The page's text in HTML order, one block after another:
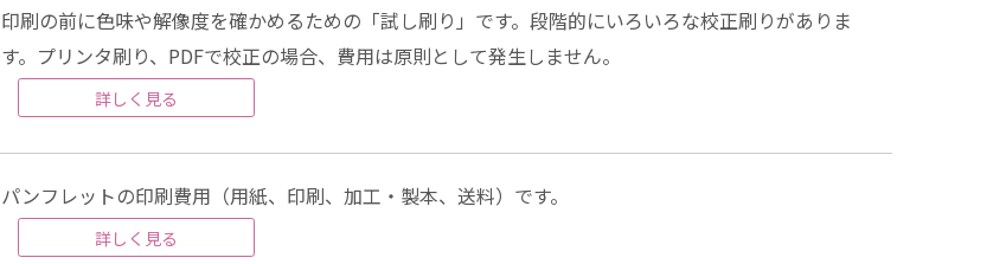
印刷の前に色味や解像度を確かめるための「試し刷り」です。段階的にいろいろな校正刷りがありま
す。プリンタ刷り、PDFで校正の場合、費用は原則として発生しません。
詳しく見る
パンフレットの印刷費用（用紙、印刷、加工・製本、送料）です。
詳しく見る